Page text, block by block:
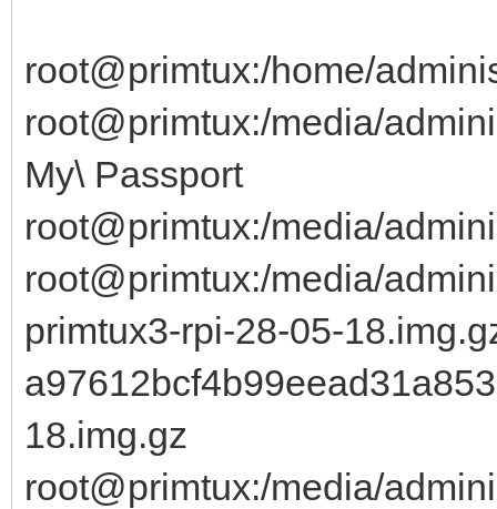
root@primtux:/home/
root@primtux:/media/
My\ Passport
root@primtux:/media/
root@primtux:/media/
primtux3-rpi-28-05-
18.img.gz
root@primtux:/media/